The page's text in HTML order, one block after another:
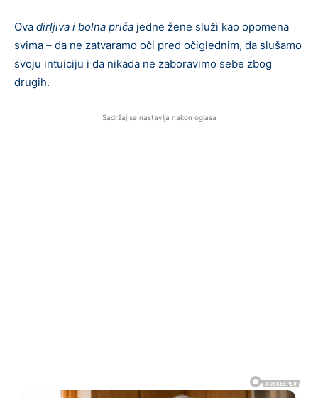
Ova dirljiva i bolna priča jedne žene služi kao opomena
svima – da ne zatvaramo oči pred očiglednim, da slušamo
svoju intuiciju i da nikada ne zaboravimo sebe zbog
drugih.
Sadržaj se nastavlja nakon oglasa